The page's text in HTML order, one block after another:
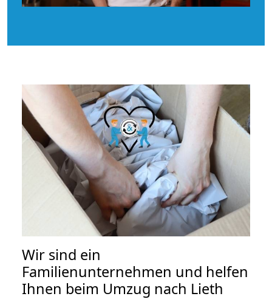
Wir sind ein
Familienunternehmen und helfen
Ihnen beim Umzug nach Lieth